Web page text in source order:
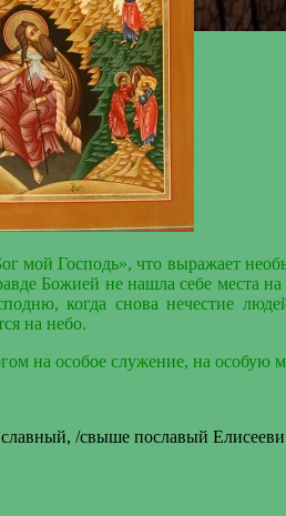
мой Господь», что выражает
Божией не нашла себе места на
когда снова нечестие
на небо.
на особое служение, на особую
/свыше пославый